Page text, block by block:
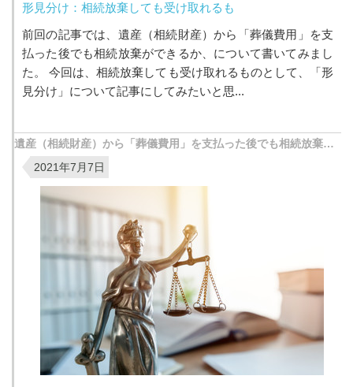
形見分け：相続放棄しても受け取れるも
前回の記事では、遺産（相続財産）から「葬儀費用」を支
払った後でも相続放棄ができるか、について書いてみまし
た。 今回は、相続放棄しても受け取れるものとして、「形
見分け」について記事にしてみたいと思...
遺産（相続財産）から「葬儀費用」を支払った後でも相続放棄ができるのか？
2021年7月7日